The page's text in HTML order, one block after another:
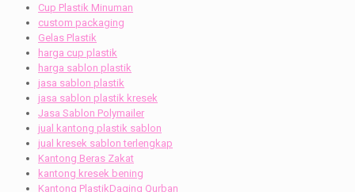
Cup Plastik Minuman
custom packaging
Gelas Plastik
harga cup plastik
harga sablon plastik
jasa sablon plastik
jasa sablon plastik kresek
Jasa Sablon Polymailer
jual kantong plastik sablon
jual kresek sablon terlengkap
Kantong Beras Zakat
kantong kresek bening
Kantong PlastikDaging Qurban